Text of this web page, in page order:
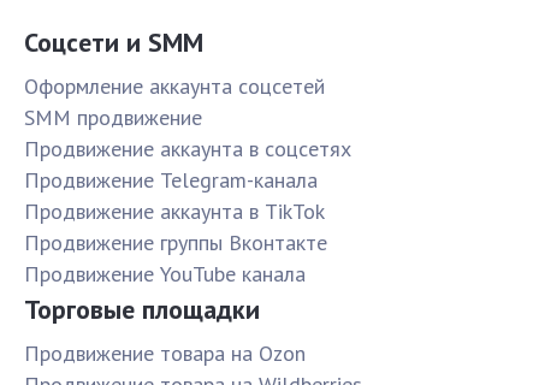
Соцсети и SMM
Оформление аккаунта соцсетей
SMM продвижение
Продвижение аккаунта в соцсетях
Продвижение Telegram-канала
Продвижение аккаунта в TikTok
Продвижение группы Вконтакте
Продвижение YouTube канала
Торговые площадки
Продвижение товара на Ozon